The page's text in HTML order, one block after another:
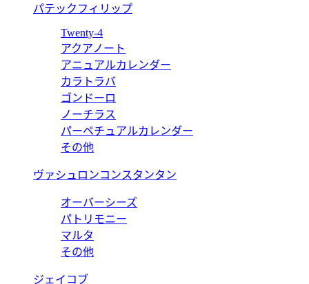
パテックフィリップ
Twenty-4
アクアノート
アニュアルカレンダー
カラトラバ
ゴンドーロ
ノーチラス
パーペチュアルカレンダー
その他
ヴァシュロンコンスタンタン
オーバーシーズ
パトリモニー
マルタ
その他
ジェイコブ